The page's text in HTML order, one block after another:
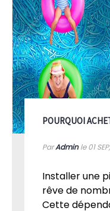
POURQUOI
ParAdminle 01
Installer une
rêve de
Cette